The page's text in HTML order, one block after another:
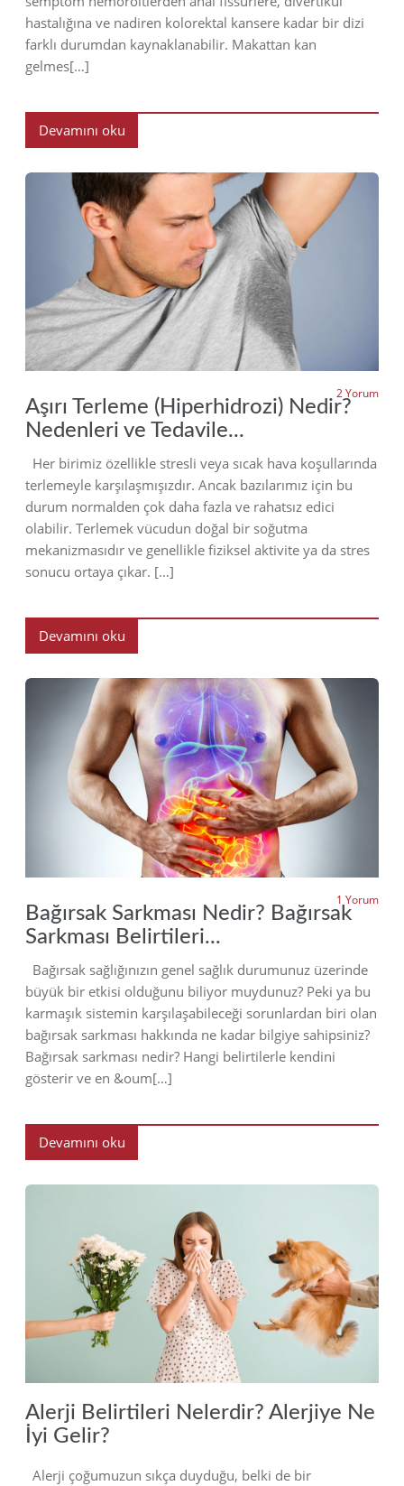
hastalığına ve nadiren kolorektal kansere kadar bir dizi
farklı durumdan kaynaklanabilir. Makattan kan
gelmes[…]
Devamını oku
2 Yorum
Aşırı Terleme (Hiperhidrozi) Nedir?
Nedenleri ve Tedavile...
Her birimiz özellikle stresli veya sıcak hava koşullarında
terlemeyle karşılaşmışızdır. Ancak bazılarımız için bu
durum normalden çok daha fazla ve rahatsız edici
olabilir. Terlemek vücudun doğal bir soğutma
mekanizmasıdır ve genellikle fiziksel aktivite ya da stres
sonucu ortaya çıkar. […]
Devamını oku
2023
1 Yorum
Bağırsak Sarkması Nedir? Bağırsak
Sarkması Belirtileri...
Bağırsak sağlığınızın genel sağlık durumunuz üzerinde
büyük bir etkisi olduğunu biliyor muydunuz? Peki ya bu
karmaşık sistemin karşılaşabileceği sorunlardan biri olan
bağırsak sarkması hakkında ne kadar bilgiye sahipsiniz?
Bağırsak sarkması nedir? Hangi belirtilerle kendini
gösterir ve en &oum[…]
Devamını oku
2023
Alerji Belirtileri Nelerdir? Alerjiye Ne
İyi Gelir?
Alerji çoğumuzun sıkça duyduğu, belki de bir